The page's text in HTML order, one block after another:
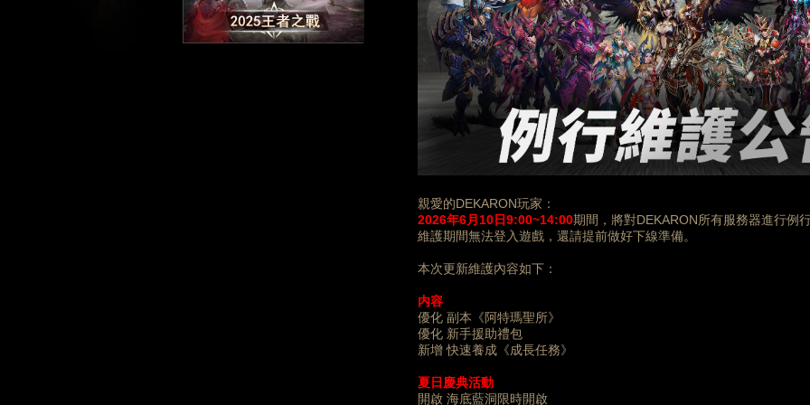
親愛的DEKARON玩家：
2026年6月10日9:00~14:00期間，將對DEKARON所有服務器進行例
維護期間無法登入遊戲，還請提前做好下線準備。
本次更新維護內容如下：
内容
優化 副本《阿特瑪聖所》
優化 新手援助禮包
新增 快速養成《成長任務》
夏日慶典活動
開啟 海底藍洞限時開啟